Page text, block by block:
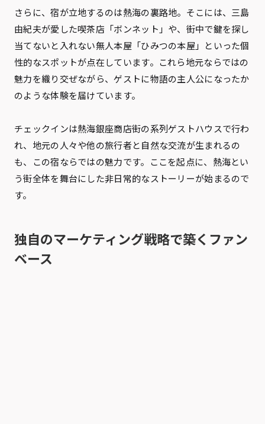
さらに、宿が立地するのは熱海の裏路地。そこには、三島
由紀夫が愛した喫茶店「ボンネット」や、街中で鍵を探し
当てないと入れない無人本屋「ひみつの本屋」といった個
性的なスポットが点在しています。これら地元ならではの
魅力を織り交ぜながら、ゲストに物語の主人公になったか
のような体験を届けています。
チェックインは熱海銀座商店街の系列ゲストハウスで行わ
れ、地元の人々や他の旅行者と自然な交流が生まれるの
も、この宿ならではの魅力です。ここを起点に、熱海とい
う街全体を舞台にした非日常的なストーリーが始まるので
す。
独自のマーケティング戦略で築くファン
ベース